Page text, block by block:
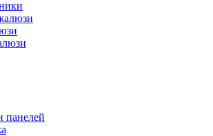
панелей